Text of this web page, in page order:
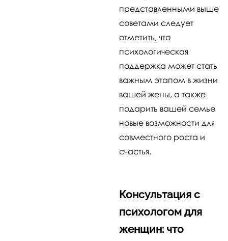
представленными выше
советами следует
отметить, что
психологическая
поддержка может стать
важным этапом в жизни
вашей жены, а также
подарить вашей семье
новые возможности для
совместного роста и
счастья.
Консультация с
психологом для
женщин: что